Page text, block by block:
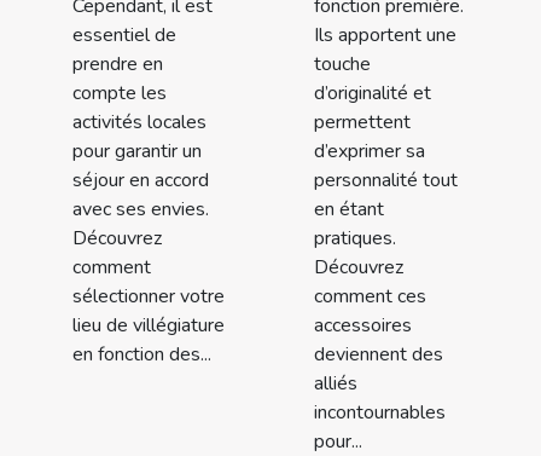
Cependant, il est
essentiel de
prendre en
compte les
activités locales
pour garantir un
séjour en accord
avec ses envies.
Découvrez
comment
sélectionner votre
lieu de villégiature
en fonction des...
fonction première.
Ils apportent une
touche
d’originalité et
permettent
d’exprimer sa
personnalité tout
en étant
pratiques.
Découvrez
comment ces
accessoires
deviennent des
alliés
incontournables
pour...